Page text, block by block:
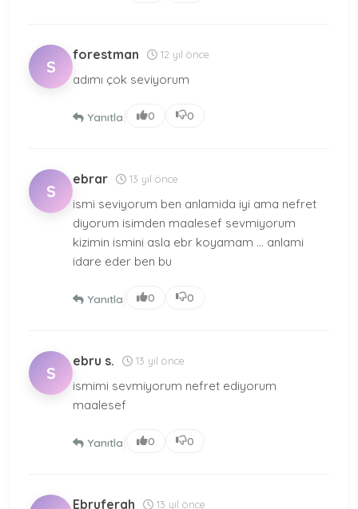
S
forestman 12 yıl önce
adımı çok seviyorum
Yanıtla 0 0
S
ebrar 13 yıl önce
ismi seviyorum ben anlamida iyi ama nefret
diyorum isimden maalesef sevmiyorum
kizimin ismini asla ebr koyamam ... anlami
idare eder ben bu
Yanıtla 0 0
S
ebru s. 13 yıl önce
ismimi sevmiyorum nefret ediyorum
maalesef
Yanıtla 0 0
Ebruferah 13 yıl önce